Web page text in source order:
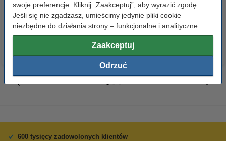
swoje preferencje. Kliknij „Zaakceptuj”, aby wyrazić zgodę.
Jeśli się nie zgadzasz, umieścimy jedynie pliki cookie
niezbędne do działania strony – funkcjonalne i analityczne.
Zaakceptuj
Odrzuć
końcówka 2,5 mm) 123drukuj
19,90 zł z VAT 9,90 zł z VAT
600 tysięcy zadowolonych klientów